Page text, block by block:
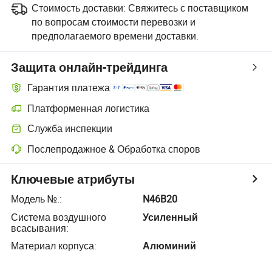
Стоимость доставки: Свяжитесь с поставщиком
по вопросам стоимости перевозки и
предполагаемого времени доставки.
Защита онлайн-трейдинга
Гарантия платежа
Платформенная логистика
Служба инспекции
Послепродажное & Обработка споров
Ключевые атрибуты
Модель №.:
N46B20
Система воздушного
всасывания:
Усиленный
Материал корпуса:
Алюминий